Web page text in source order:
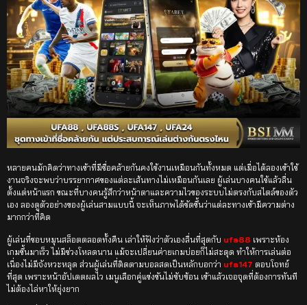
หลายคนมักคิดว่าทางเข้าที่มีชื่อคล้ายกันคงใช้งานเหมือนกันทั้งหมด แต่เมื่อได้ลองเข้าใช้
งานจริงจะพบว่าบรรยากาศของแต่ละเส้นทางไม่เหมือนกันเลย ผู้เล่นบางคนใช้แล้วลื่น
ตั้งแต่หน้าแรก ขณะที่บางคนรู้สึกว่าหน้าตาและความไวของระบบไม่ตรงกับสไตล์ของตัว
เอง ลองดูตัวอย่างของผู้เล่นสามแบบนี้ จะเห็นภาพได้ชัดขึ้นว่าแต่ละทางเข้ามีความต่าง
มากกว่าที่คิด
ผู้เล่นที่ชอบหมุนสล็อตตลอดทั้งคืน เล่าให้ฟังว่าตัวเองลื่นที่สุดกับ ufa88 เพราะห้อง
เกมขึ้นมาเร็ว ไม่มีช่วงโหลดนาน แม้จะเปลี่ยนค่ายเกมบ่อยก็ไม่สะดุด ทำให้การเล่นต่อ
เนื่องไม่มีจังหวะหลุด ส่วนผู้เล่นที่ติดตามบอลสดเป็นหลักบอกว่า ufa147 ตอบโจทย์
ที่สุด เพราะหน้าอัปเดตผลไว เมนูเลือกคู่แข่งขันไม่ซับซ้อน เข้าแล้วเจอจุดที่ต้องการทันที
ไม่ต้องไล่หาให้ยุ่งยาก